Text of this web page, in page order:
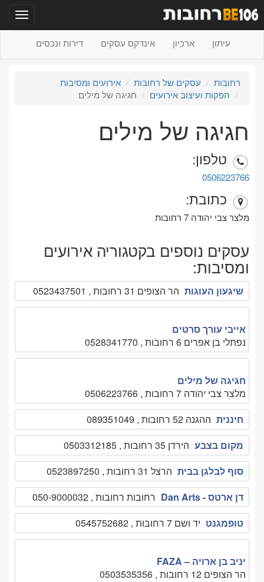
עיתון ארכיון אינדקס עסקים דירות ונכסים
רחובות עסקים של רחובות
אירועים ומסיבות
הפקות ועיצוב אירועים
חגיגה של מילים
חגיגה של מילים
טלפון:
0506223766
כתובת:
מלצר צבי יהודה 7 רחובות
עסקים נוספים בקטגוריה אירועים
ומסיבות:
שיגעון העוגות הר הצופים 31 רחובות , 0523437501
אייבי עורך סרטים
נפתלי בן אפרים 6 רחובות , 0528341770
חגיגה של מילים
מלצר צבי יהודה 7 רחובות , 0506223766
חיננית ההגנה 52 רחובות , 089351049
מקום בצבע הירדן 35 רחובות , 0503312185
סוף לבלגן בבית הרצל 31 רחובות , 0523897250
דן ארטס - Dan Arts
רחובות רחובות , 050-9000032
טופמגנט יד ושם 7 רחובות , 0545752682
יניב בן ארויה – FAZA
הר הצופים 12 רחובות , 0503535356